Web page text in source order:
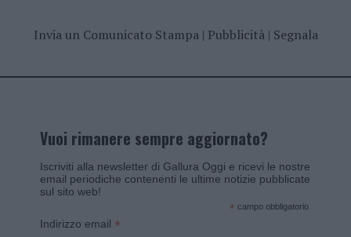
Invia un Comunicato Stampa| Pubblicità| Segnala
Vuoi rimanere sempre aggiornato?
Iscriviti alla newsletter di Gallura Oggi e ricevi le nostre
email periodiche contenenti le ultime notizie pubblicate
sul sito web!
* campo obbligatorio
Indirizzo email *